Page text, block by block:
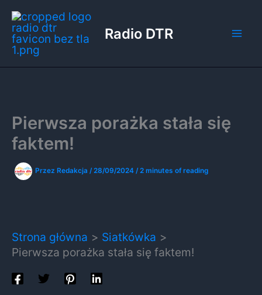
Przejdź
do
treści
Radio DTR
Pierwsza porażka stała się
faktem!
Przez Redakcja /28/09/2024 /2 minutes of reading
Strona główna
Siatkówka
Pierwsza porażka stała się faktem!